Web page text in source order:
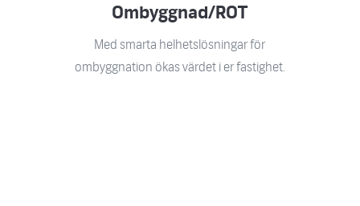
Ombyggnad/ROT
Med smarta helhetslösningar för
ombyggnation ökas värdet i er fastighet.